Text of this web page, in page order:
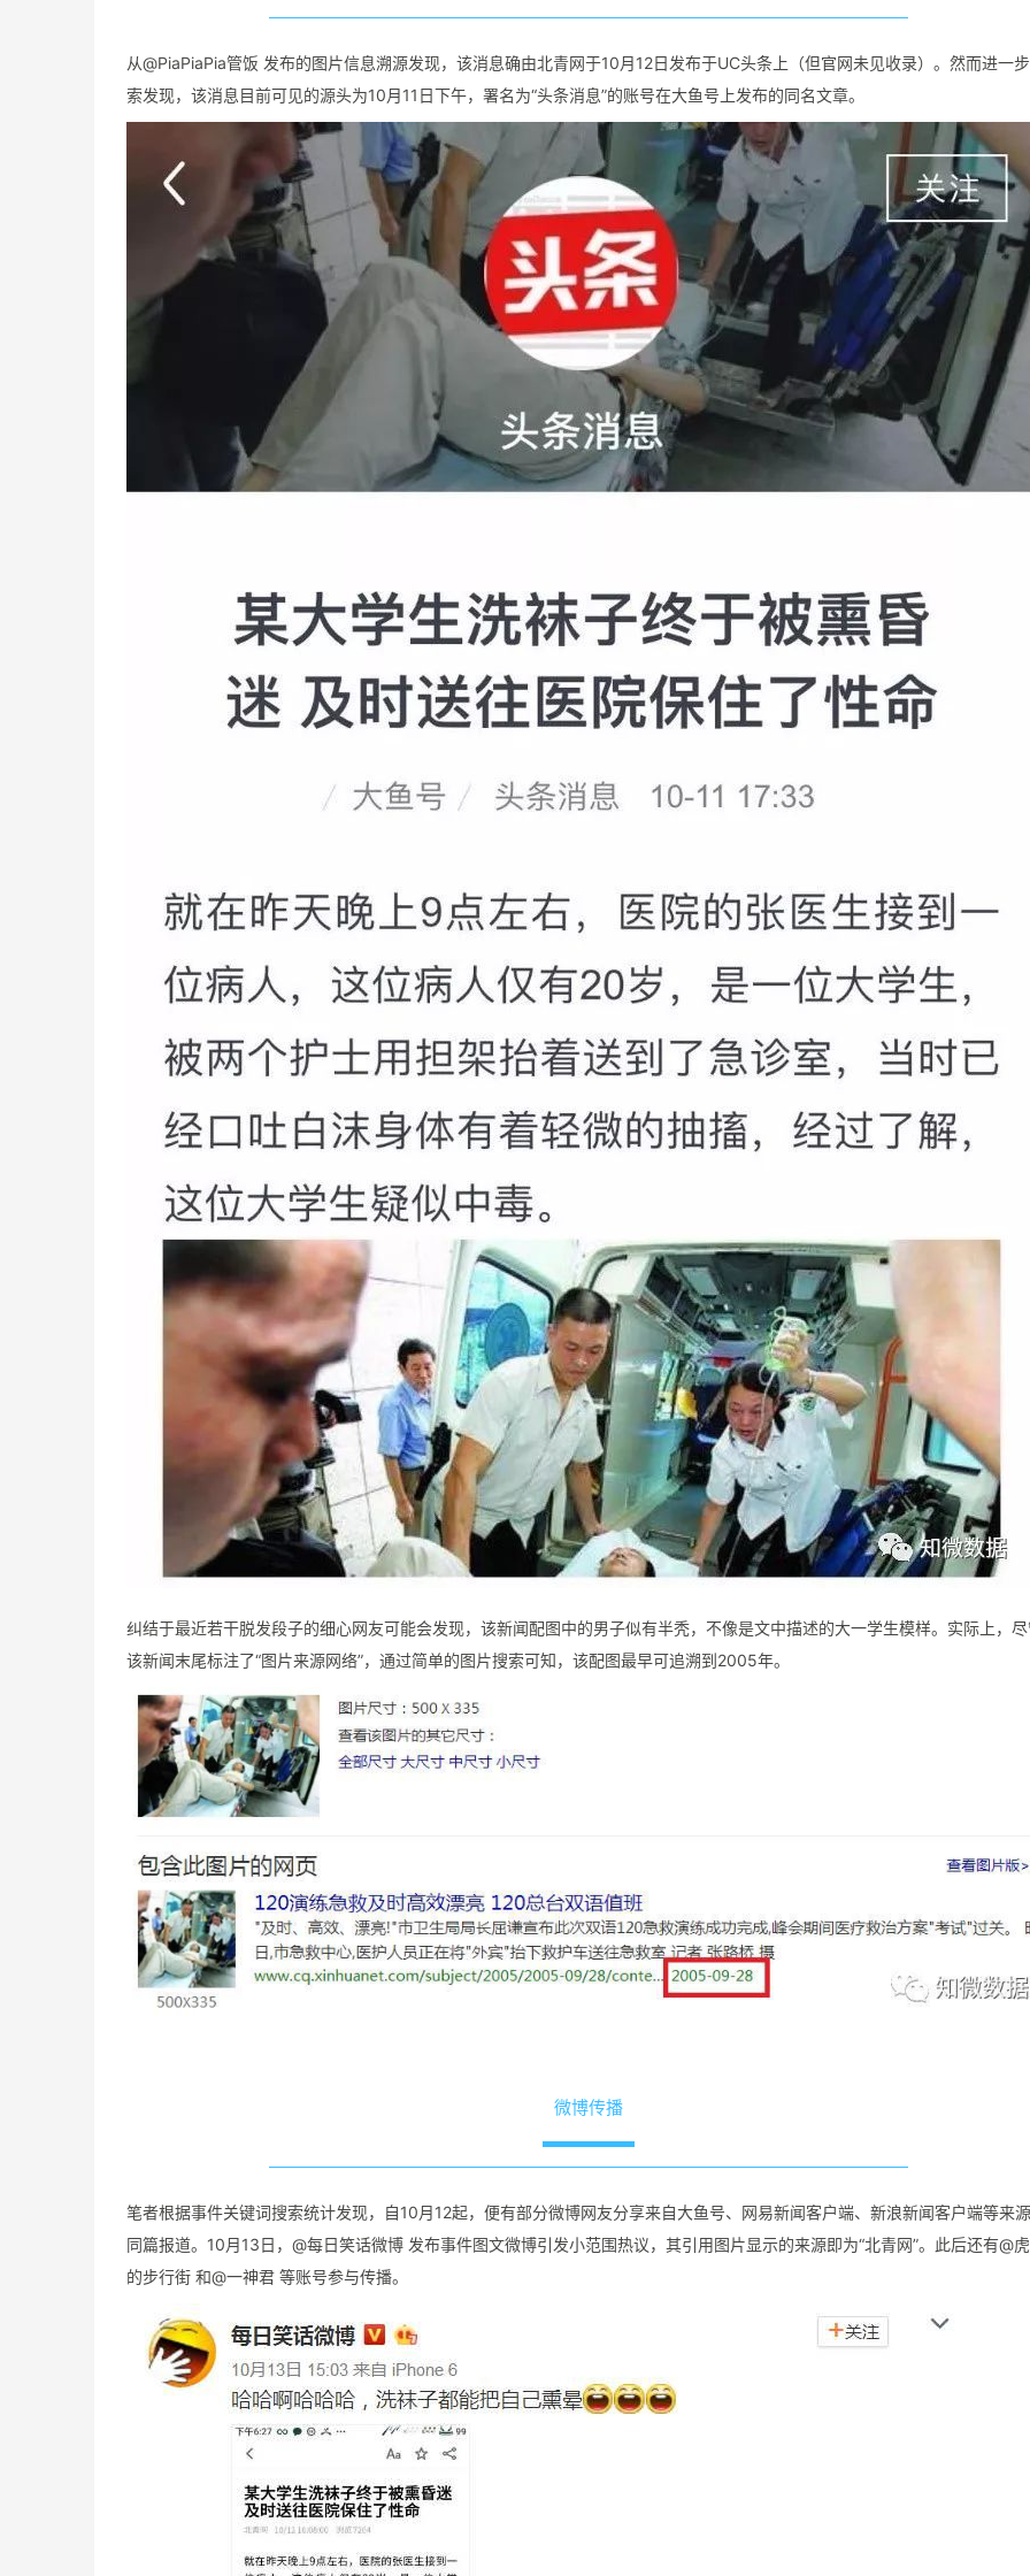
从@PiaPiaPia管饭 发布的图片信息溯源发现，该消息确由北青网于10月12日发布于UC头条上（但官网未见收录）。然而进一
索发现，该消息目前可见的源头为10月11日下午，署名为“头条消息”的账号在大鱼号上发布的同名文章。
纠结于最近若干脱发段子的细心网友可能会发现，该新闻配图中的男子似有半秃，不像是文中描述的大一学生模样。实际上，
该新闻末尾标注了“图片来源网络”，通过简单的图片搜索可知，该配图最早可追溯到2005年。
微博传播
笔者根据事件关键词搜索统计发现，自10月12起，便有部分微博网友分享来自大鱼号、网易新闻客户端、新浪新闻客户端等来
同篇报道。10月13日，@每日笑话微博 发布事件图文微博引发小范围热议，其引用图片显示的来源即为“北青网”。此后还有@
的步行街 和@一神君 等账号参与传播。